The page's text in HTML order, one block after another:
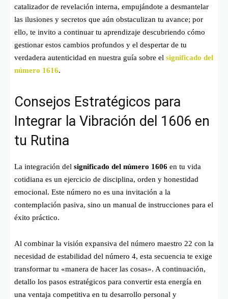
catalizador de revelación interna, empujándote a desmantelar
las ilusiones y secretos que aún obstaculizan tu avance; por
ello, te invito a continuar tu aprendizaje descubriendo cómo
gestionar estos cambios profundos y el despertar de tu
verdadera autenticidad en nuestra guía sobre el significado del
número 1616.
Consejos Estratégicos para
Integrar la Vibración del 1606 en
tu Rutina
La integración del significado del número 1606 en tu vida
cotidiana es un ejercicio de disciplina, orden y honestidad
emocional. Este número no es una invitación a la
contemplación pasiva, sino un manual de instrucciones para el
éxito práctico.
Al combinar la visión expansiva del número maestro 22 con la
necesidad de estabilidad del número 4, esta secuencia te exige
transformar tu «manera de hacer las cosas». A continuación,
detallo los pasos estratégicos para convertir esta energía en
una ventaja competitiva en tu desarrollo personal y